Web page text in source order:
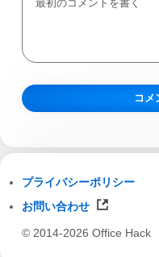
プライバシーポリシー
お問い合わせ
© 2014-2026 Office Hack